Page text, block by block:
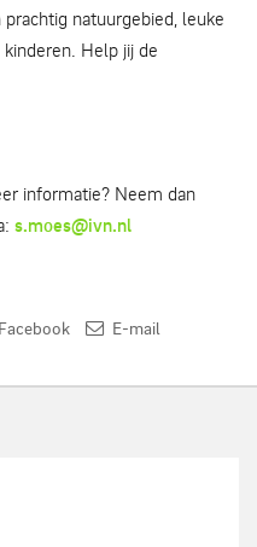
natuurgebied, leuke
Help jij de
informatie? Neem dan
s.moes@ivn.nl
Facebook E-mail